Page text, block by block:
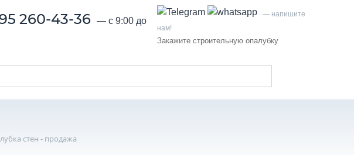
260-43-36 — с 9:00 до
— напишите
нам!
Закажите строительную опалубку
стен - продажа